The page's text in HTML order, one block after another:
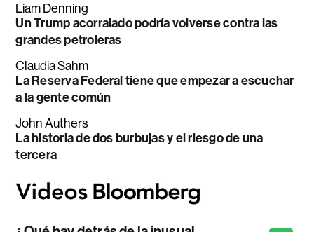
Liam Denning
Un Trump acorralado podría volverse contra las
grandes petroleras
Claudia Sahm
La Reserva Federal tiene que empezar a escuchar
a la gente común
John Authers
La historia de dos burbujas y el riesgo de una
tercera